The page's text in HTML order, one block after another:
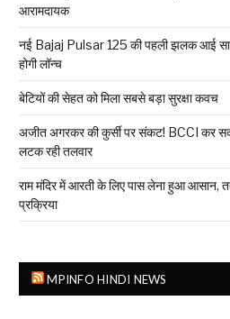
आरामदायक
नई Bajaj Pulsar 125 की पहली झलक आई
होगी लॉन्च
बेटियों की सेहत को मिला सबसे बड़ा सुरक्षा कवच
अजीत अगरकर की कुर्सी पर संकट! BCCI कर
लटक रही तलवार
राम मंदिर में आरती के लिए पास लेना हुआ आसान,
प्रक्रिया
MPINFO HINDI NEWS